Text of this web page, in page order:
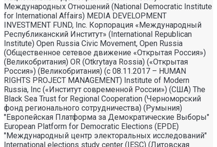
Международных Отношений (National Democratic Institute
for International Affairs) MEDIA DEVELOPMENT
INVESTMENT FUND, Inc. Корпорация «Международный
Республиканский Институт» (International Republican
Institute) Open Russia Civic Movement, Open Russia
(Общественное сетевое движение «Открытая Россия»)
(Великобритания) OR (Otkrytaya Rossia) («Открытая
Россия») (Великобритания) (с 08.11.2017 – HUMAN
RIGHTS PROJECT MANAGEMENT) Institute of Modern
Russia, Inc («Институт современной России») (США) The
Black Sea Trust for Regional Cooperation (Черноморский
фонд регионального сотрудничества) (Румыния)
"Европейская Платформа за Демократические Выборы"
European Platform for Democratic Elections (EPDE)
"Международный центр электоральных исследований"
International elections study center (IESC) (Литовская